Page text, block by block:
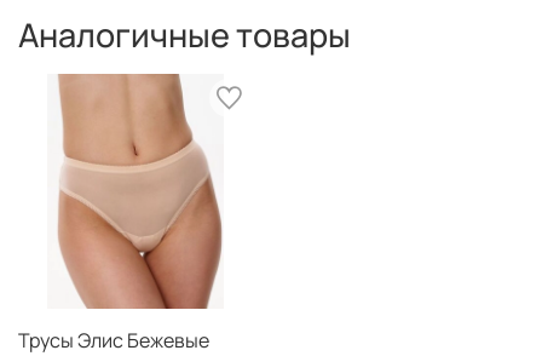
Аналогичные товары
Трусы Элис Бежевые